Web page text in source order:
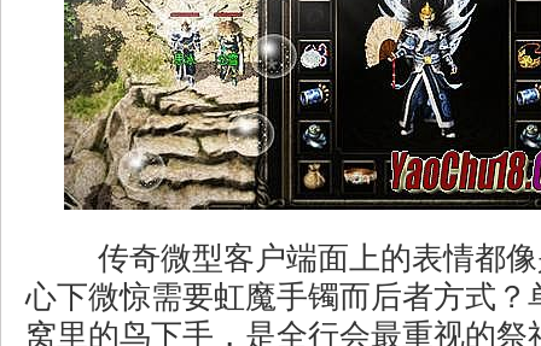
传奇微型客户端面上的表情都
心下微惊需要虹魔手镯而后者方式？
窝里的鸟下手，是全行会最重视的祭